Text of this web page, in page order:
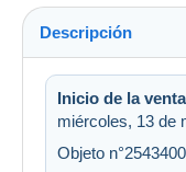
Descripción
Inicio de la
miércoles, 13 de
Objeto